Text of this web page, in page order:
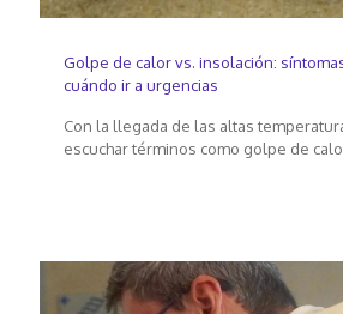
Golpe de calor vs. insolación:
cuándo ir a urgencias
Con la llegada de las altas
escuchar términos como golpe de